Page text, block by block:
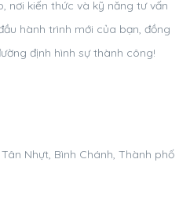
nơi kiến thức và kỹ năng tư vấn
hành trình mới của bạn, đồng
định hình sự thành công!
Nhựt, Bình Chánh, Thành phố